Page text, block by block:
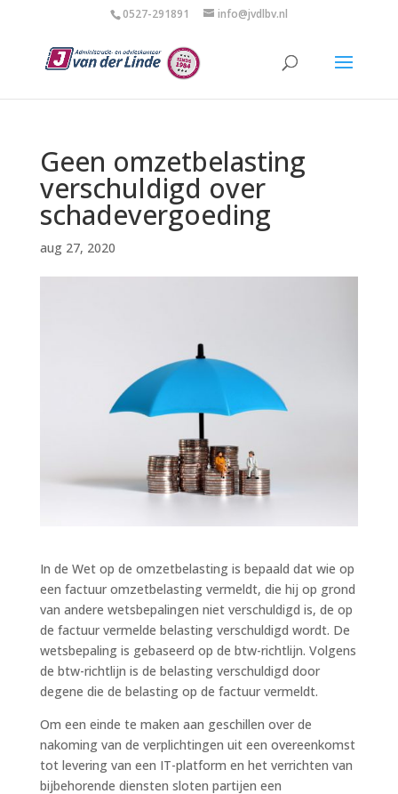
0527-291891 info@jvdlbv.nl
Geen omzetbelasting
verschuldigd over
schadevergoeding
aug 27, 2020
In de Wet op de omzetbelasting is bepaald dat wie op
een factuur omzetbelasting vermeldt, die hij op grond
van andere wetsbepalingen niet verschuldigd is, de op
de factuur vermelde belasting verschuldigd wordt. De
wetsbepaling is gebaseerd op de btw-richtlijn. Volgens
de btw-richtlijn is de belasting verschuldigd door
degene die de belasting op de factuur vermeldt.
Om een einde te maken aan geschillen over de
nakoming van de verplichtingen uit een overeenkomst
tot levering van een IT-platform en het verrichten van
bijbehorende diensten sloten partijen een